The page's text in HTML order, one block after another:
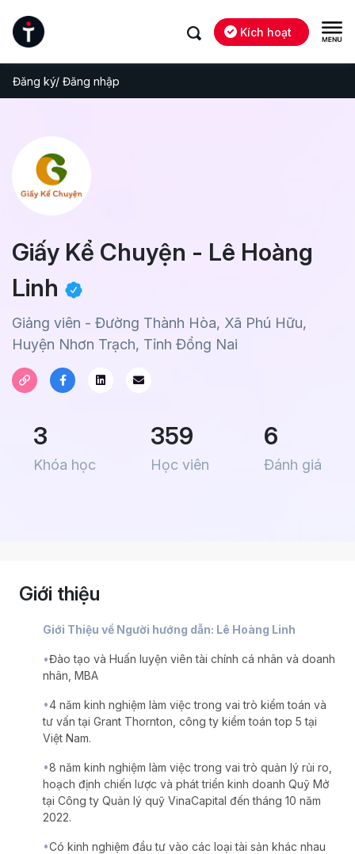
Kích hoạt
Đăng ký/ Đăng nhập
Giấy Kể Chuyện - Lê Hoàng
Linh
Giảng viên - Đường Thành Hòa, Xã Phú Hữu,
Huyện Nhơn Trạch, Tỉnh Đổng Nai
3
Khóa học
359
Học viên
6
Đánh giá
Giới thiệu
Giới Thiệu về Người hướng dẫn: Lê Hoàng Linh
•Đào tạo và Huấn luyện viên tài chính cá nhân và doanh
nhân, MBA
•4 năm kinh nghiệm làm việc trong vai trò kiểm toán và
tư vấn tại Grant Thornton, công ty kiểm toán top 5 tại
Việt Nam.
•8 năm kinh nghiệm làm việc trong vai trò quản lý rủi ro,
hoạch định chiến lược và phát triển kinh doanh Quỹ Mở
tại Công ty Quản lý quỹ VinaCapital đến tháng 10 năm
2022.
•Có kinh nghiệm đầu tư vào các loại tài sản khác nhau